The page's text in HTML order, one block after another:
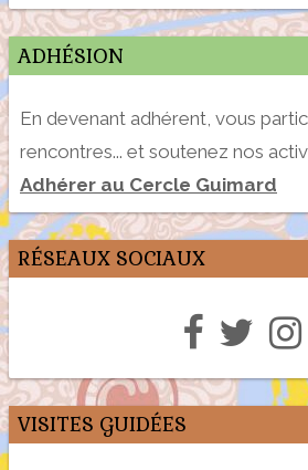
ADHÉSION
En devenant adhérent, vous
rencontres... et soutenez nos
Adhérer au Cercle Guimard
RÉSEAUX SOCIAUX
VISITES GUIDÉES